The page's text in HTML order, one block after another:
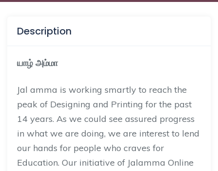
Description
யாழ் அம்மா
Jal amma is working smartly to reach the
peak of Designing and Printing for the past
14 years. As we could see assured progress
in what we are doing, we are interest to lend
our hands for people who craves for
Education. Our initiative of Jalamma Online